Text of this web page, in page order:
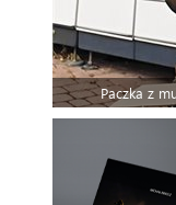
Paczka z